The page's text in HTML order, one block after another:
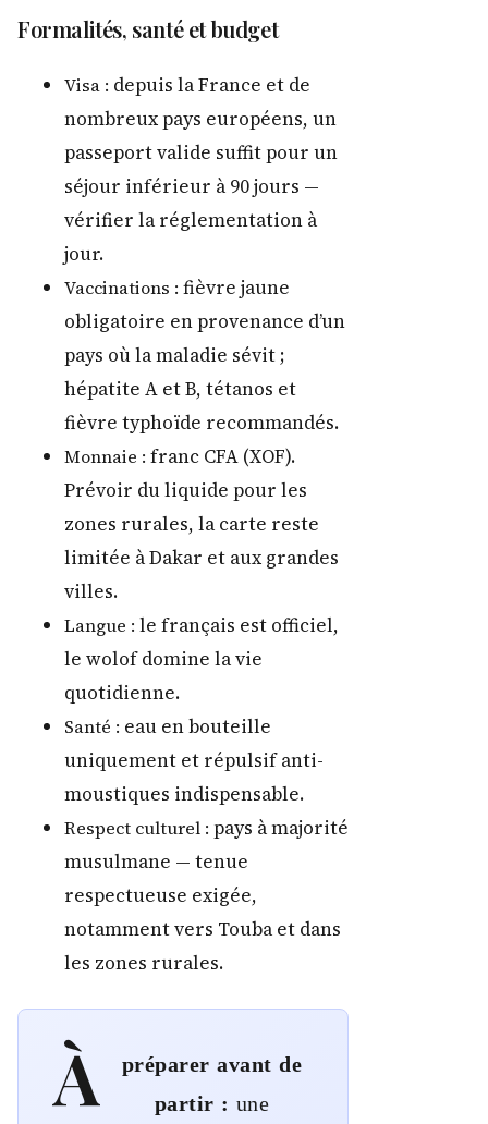
Formalités, santé et budget
Visa : depuis la France et de
nombreux pays européens, un
passeport valide suffit pour un
séjour inférieur à 90 jours —
vérifier la réglementation à
jour.
Vaccinations : fièvre jaune
obligatoire en provenance d’un
pays où la maladie sévit ;
hépatite A et B, tétanos et
fièvre typhoïde recommandés.
Monnaie : franc CFA (XOF).
Prévoir du liquide pour les
zones rurales, la carte reste
limitée à Dakar et aux grandes
villes.
Langue : le français est officiel,
le wolof domine la vie
quotidienne.
Santé : eau en bouteille
uniquement et répulsif anti-
moustiques indispensable.
Respect culturel : pays à majorité
musulmane — tenue
respectueuse exigée,
notamment vers Touba et dans
les zones rurales.
À
préparer avant de
partir : une